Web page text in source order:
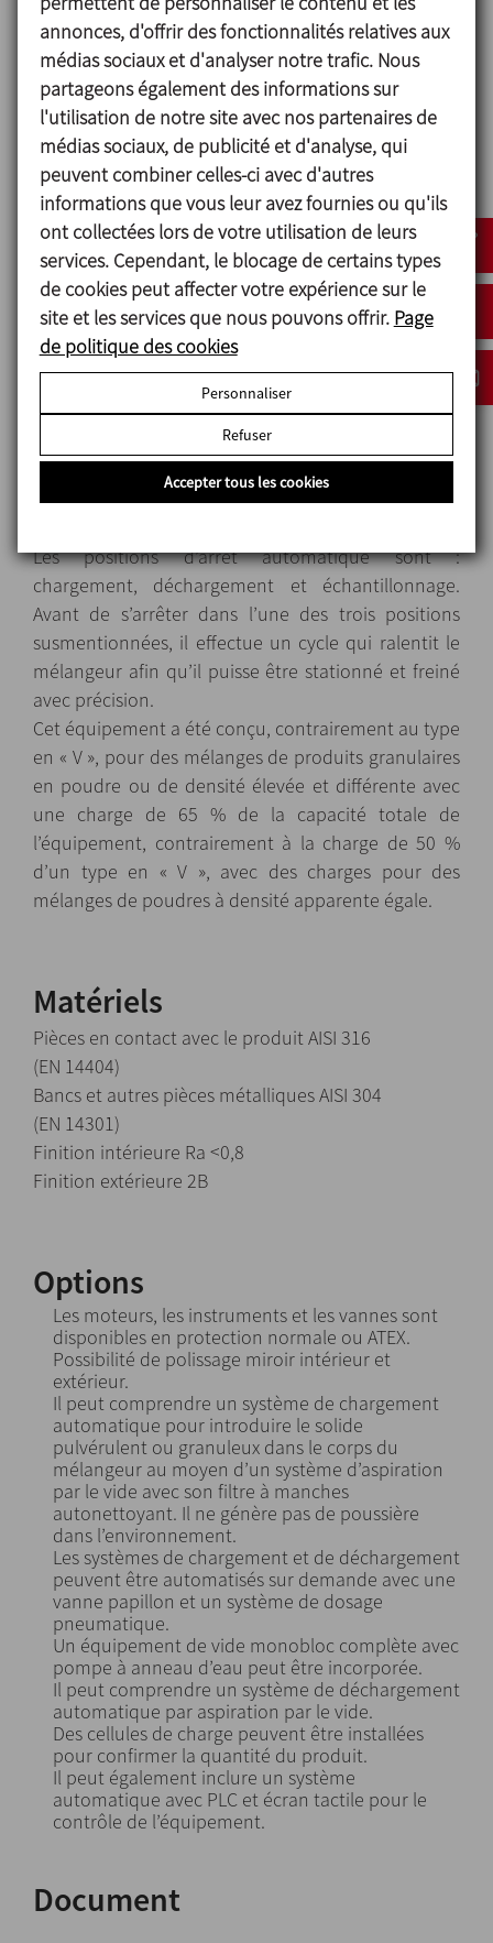
Les orifices sont hermétiquement fermés pour
éviter toute contamination de l’environnement
pendant le mélange.
À l’intérieur, il y a un cône monté sur l’axe de
rotation des deux côtés. Ce système évite la
formation d’espaces morts en facilitant le
déchargement par gravité.
Cet équipement est fabriqué en qualité AISI 316
(EN 14404) pour toutes les parties en contact avec
le produit et en AISI 304 (EN 14301) pour les bancs
et le reste. La finition est Ra <0,8 à l’intérieur et 2B à
l’extérieur.
Nettoyage facile à la fois manuellement et par le
système NEP automatique grâce à sa conception
hygiénique et à l’absence d’angles.
Il dispose d’une protection périmétrique avec une
porte conforme aux normes de sécurité de la CE.
Les positions d’arrêt automatique sont :
chargement, déchargement et échantillonnage.
Avant de s’arrêter dans l’une des trois positions
susmentionnées, il effectue un cycle qui ralentit le
mélangeur afin qu’il puisse être stationné et freiné
avec précision.
Cet équipement a été conçu, contrairement au type
en « V », pour des mélanges de produits granulaires
en poudre ou de densité élevée et différente avec
une charge de 65 % de la capacité totale de
l’équipement, contrairement à la charge de 50 %
d’un type en « V », avec des charges pour des
mélanges de poudres à densité apparente égale.
Matériels
Pièces en contact avec le produit AISI 316
(EN 14404)
Bancs et autres pièces métalliques AISI 304
(EN 14301)
Finition intérieure Ra <0,8
Finition extérieure 2B
Options
Les moteurs, les instruments et les vannes sont
disponibles en protection normale ou ATEX.
Possibilité de polissage miroir intérieur et
extérieur.
Il peut comprendre un système de chargement
automatique pour introduire le solide
pulvérulent ou granuleux dans le corps du
mélangeur au moyen d’un système d’aspiration
par le vide avec son filtre à manches
autonettoyant. Il ne génère pas de poussière
dans l’environnement.
Les systèmes de chargement et de déchargement
peuvent être automatisés sur demande avec une
vanne papillon et un système de dosage
pneumatique.
Un équipement de vide monobloc complète avec
pompe à anneau d’eau peut être incorporée.
Il peut comprendre un système de déchargement
automatique par aspiration par le vide.
Des cellules de charge peuvent être installées
pour confirmer la quantité du produit.
Il peut également inclure un système
automatique avec PLC et écran tactile pour le
contrôle de l’équipement.
Document
annonces, d'offrir des fonctionnalités relatives aux
médias sociaux et d'analyser notre trafic. Nous
partageons également des informations sur
l'utilisation de notre site avec nos partenaires de
médias sociaux, de publicité et d'analyse, qui
peuvent combiner celles-ci avec d'autres
informations que vous leur avez fournies ou qu'ils
ont collectées lors de votre utilisation de leurs
services. Cependant, le blocage de certains types
de cookies peut affecter votre expérience sur le
site et les services que nous pouvons offrir. Page
de politique des cookies
Personnaliser
Refuser
Accepter tous les cookies